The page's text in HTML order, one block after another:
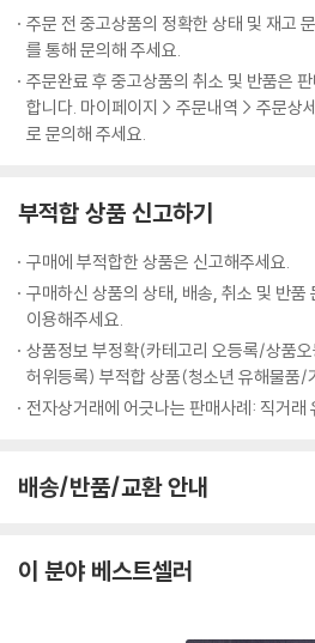
박하긴 하지만 한번 생각해 볼 만한 일인지
고흐를 이 상태까지 몰아넣은 것은 고갱과
조합 구상의 파탄이었다. 젊은 인상파의
갱과의 이별로 인해 이 구상은 파탄을 맞게
이 아니라 이름없이 쓰러져 가는 무수한 화
원대한 구상을 이해해 주지 않는 고갱에 대
민한 그의 신경을 계속 난타했다. 처절했
동으로 인해 심신이 완전히 지쳐 있던 고흐
가 조합 구상이 파탄나게 된 것에 고뇌했고,
트를 찾게 했으며, 술은 다시 그의 몸을 해
보였을 때 그 때까지 먼 곳을 내다보고 있던
로부터 송금이 계속디지 않을지도 모른다는
서 그 상황에서 그의 그림이 팔릴 전망은 없
이 발생했다. 병적인 광기가 아니라 극도의
을 알지 않고는 그 편지의 사연을 제대로
이번에 출간한 <고흐가 되어 고흐의 길을
책으로, 고흐를 제대로 이해할 수 있게 하
선 고흐가 태어난 네덜란드의 준데르트부
사를 하고 고흐에게 일어났던 모든 일을 그
기에에 거주하는 지은이는 고흐가 걸어갔
보았을 풀과 나무를 지나고 바람을 맞으며
를 순례하며 고흐가 살다간 땅에서 고흐의
여 주는 것이다. 따라서 이 책은 화가로서의
속에서도 인간에 대한 사랑과 연민을 가슴
인간, 빈센트 반 고흐의 모습이 선명하게 각
덮으며 눈시울이 뜨거워질지도 모른다.
하다. 고흐가 자신의 귀를 자를 무렵 그린
인용하고 있는데 이 점도 흥미롭다. 이 책을
생 형의 뒷바라지했던 테오 반 고흐의 심정
꼈을지도 모를 일이다. 책에는 지은이의 형
주문 전 중고상품의 정확한 상태 및 재고
를 통해 문의해 주세요.
주문완료 후 중고상품의 취소 및 반품은
합니다. 마이페이지 > 주문내역 > 주문상
로 문의해 주세요.
부적합 상품 신고하기
구매에 부적합한 상품은 신고해주세요.
구매하신 상품의 상태, 배송, 취소 및 반품
이용해주세요.
상품정보 부정확(카테고리 오등록/상품
허위등록) 부적합 상품(청소년 유해물품/
전자상거래에 어긋나는 판매사례: 직거래
배송/반품/교환 안내
이 분야 베스트셀러